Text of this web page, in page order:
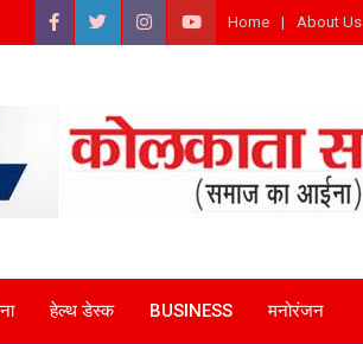
Home About Us
हेल्थ डेस्क BUSINESS मनोरंजन